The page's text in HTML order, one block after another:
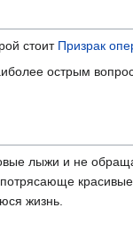
стоит Призрак
острым
лыжи и не
жизнь.